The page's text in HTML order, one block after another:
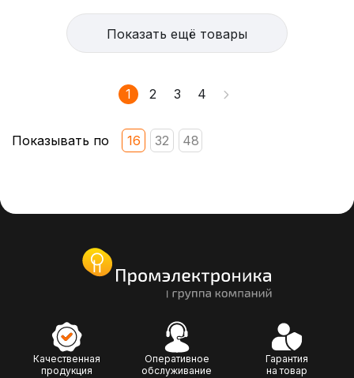
Показать ещё товары
1 2 3 4
Показывать по 16 32 48
Качественная
продукция
Оперативное
обслуживание
Гарантия
на товар